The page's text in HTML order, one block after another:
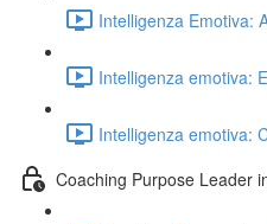
Intelligenza Emotiva:
Intelligenza emotiva:
Intelligenza emotiva:
Coaching Purpose Leader